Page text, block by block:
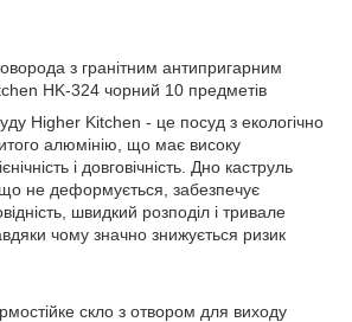
з гранітним антипригарним
HK-324 чорний 10 предметів
Higher Kitchen - це посуд з екологічно
алюмінію, що має високу
і довговічність. Дно каструль
не деформується, забезпечує
швидкий розподіл і тривале
чому значно знижується ризик
скло з отвором для виходу